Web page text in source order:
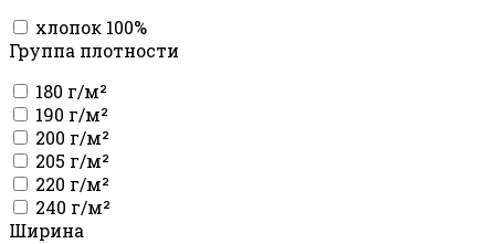
хлопок 100%
Группа плотности
180 г/м²
190 г/м²
200 г/м²
205 г/м²
220 г/м²
240 г/м²
Ширина